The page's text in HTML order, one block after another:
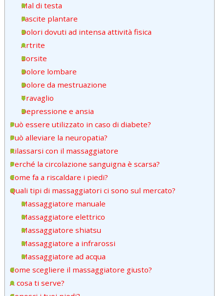
Mal di testa
Fascite plantare
Dolori dovuti ad intensa attività fisica
Artrite
Borsite
Dolore lombare
Dolore da mestruazione
Travaglio
Depressione e ansia
Può essere utilizzato in caso di diabete?
Può alleviare la neuropatia?
Rilassarsi con il massaggiatore
Perché la circolazione sanguigna è scarsa?
Come fa a riscaldare i piedi?
Quali tipi di massaggiatori ci sono sul mercato?
Massaggiatore manuale
Massaggiatore elettrico
Massaggiatore shiatsu
Massaggiatore a infrarossi
Massaggiatore ad acqua
Come scegliere il massaggiatore giusto?
A cosa ti serve?